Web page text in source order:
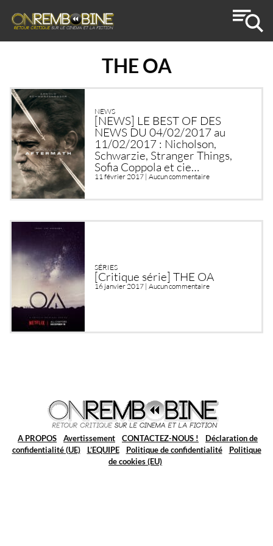
THE OA
NEWS
[NEWS] LE BEST OF DES
NEWS DU 04/02/2017 au
11/02/2017 : Nicholson,
Schwarzie, Stranger Things,
Sofia Coppola et cie…
11 février 2017 | Aucun commentaire
SÉRIES
[Critique série] THE OA
16 janvier 2017 | Aucun commentaire
A PROPOS Avertissement CONTACTEZ-NOUS !
Déclaration de
confidentialité (UE)
L’EQUIPE Politique de confidentialité
Politique
de cookies (EU)